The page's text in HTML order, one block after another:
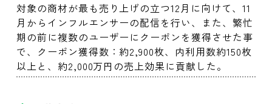
対象の商材が最も売り上げの立つ12月に向けて、11
月からインフルエンサーの配信を行い、また、繁忙
期の前に複数のユーザーにクーポンを獲得させた事
で、クーポン獲得数：約2,900枚、内利用数約150枚
以上と、約2,000万円の売上効果に貢献した。